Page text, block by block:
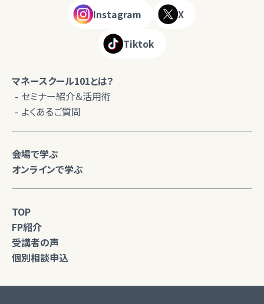
Instagram X
Tiktok
マネースクール101とは？
セミナー紹介＆活用術
よくあるご質問
会場で学ぶ
オンラインで学ぶ
TOP
FP紹介
受講者の声
個別相談申込